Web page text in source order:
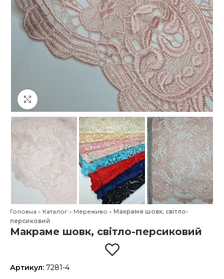
Клацніть, щоб збільшити
Головна » Каталог » Мереживо » Макраме шовк, світло-
персиковий
Макраме шовк, світло-персиковий
Артикул:7281-4